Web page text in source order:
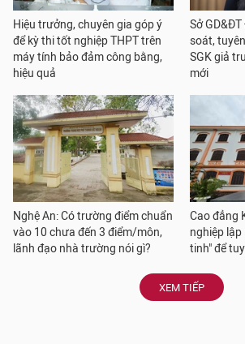
Hiệu trưởng, chuyên gia góp ý
để kỳ thi tốt nghiệp THPT trên
máy tính bảo đảm công bằng,
hiệu quả
Sở
soát,
SGK giả
mới
Nghệ An: Có trường điểm chuẩn
vào 10 chưa đến 3 điểm/môn,
lãnh đạo nhà trường nói gì?
Cao đẳng
nghiệp lập
tinh" để
XEM TIẾP